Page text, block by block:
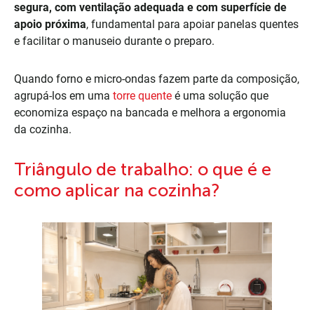
segura, com ventilação adequada e com superfície de
apoio próxima, fundamental para apoiar panelas quentes
e facilitar o manuseio durante o preparo.
Quando forno e micro-ondas fazem parte da composição,
agrupá-los em uma torre quente é uma solução que
economiza espaço na bancada e melhora a ergonomia
da cozinha.
Triângulo de trabalho: o que é e
como aplicar na cozinha?